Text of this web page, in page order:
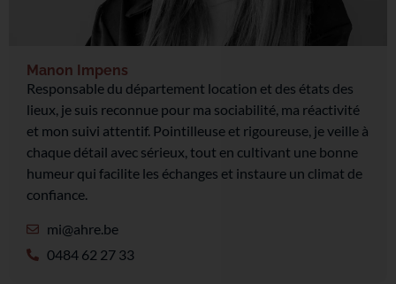
Manon Impens
Responsable du département location et des états des
lieux, je suis reconnue pour ma sociabilité, ma réactivité
et mon suivi attentif. Pointilleuse et rigoureuse, je veille à
chaque détail avec sérieux, tout en cultivant une bonne
humeur qui facilite les échanges et instaure un climat de
confiance.
mi@ahre.be
0484 62 27 33